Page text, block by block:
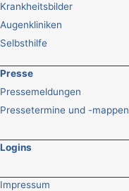
Krankheitsbilder
Augenkliniken
Selbsthilfe
Presse
Pressemeldungen
Pressetermine und -mappen
Logins
Impressum